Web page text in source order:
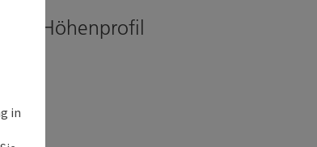
Höhenprofil
in